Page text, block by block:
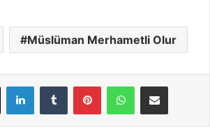
Müslüman Merhametli Olur